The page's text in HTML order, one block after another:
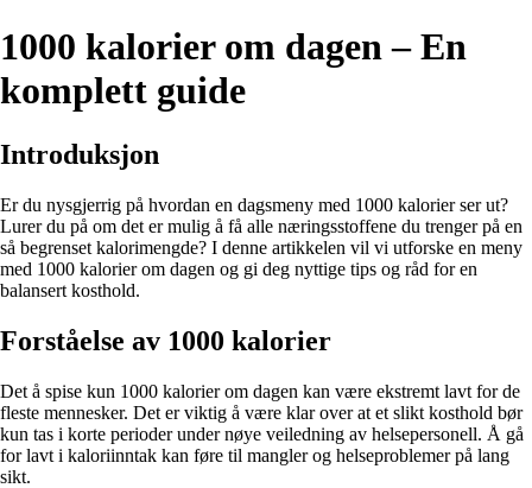
1000 kalorier om dagen – En
komplett guide
Introduksjon
Er du nysgjerrig på hvordan en dagsmeny med 1000 kalorier ser ut?
Lurer du på om det er mulig å få alle næringsstoffene du trenger på en
så begrenset kalorimengde? I denne artikkelen vil vi utforske en meny
med 1000 kalorier om dagen og gi deg nyttige tips og råd for en
balansert kosthold.
Forståelse av 1000 kalorier
Det å spise kun 1000 kalorier om dagen kan være ekstremt lavt for de
fleste mennesker. Det er viktig å være klar over at et slikt kosthold bør
kun tas i korte perioder under nøye veiledning av helsepersonell. Å gå
for lavt i kaloriinntak kan føre til mangler og helseproblemer på lang
sikt.